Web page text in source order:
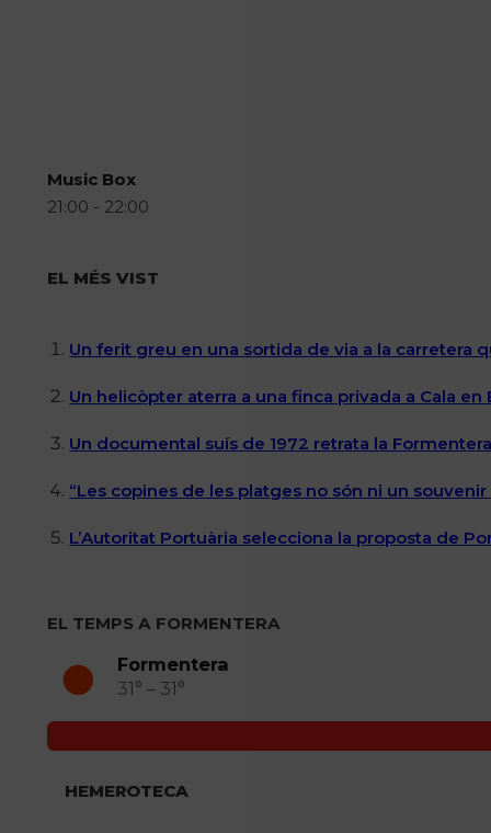
Music Box
21:00 - 22:00
EL MÉS VIST
Un ferit greu en una sortida de via a la carretera
Un helicòpter aterra a una finca privada a Cala
Un documental suís de 1972 retrata la
“Les copines de les platges no són ni un
L’Autoritat Portuària selecciona la proposta de
EL TEMPS A FORMENTERA
Formentera
31° – 31°
HEMEROTECA